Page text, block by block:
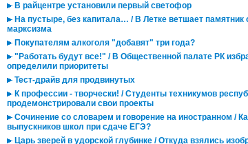
В райцентре установили первый светофор
На пустыре, без капитала… / В Летке ветшает памятник
марксизма
Покупателям алкоголя "добавят" три года?
"Работать будут все!" / В Общественной палате РК
определили приоритеты
Тест-драйв для продвинутых
К профессии - творчески! / Студенты техникумов
продемонстрировали свои проекты
Сочинение со словарем и говорение на иностранном /
выпускников школ при сдаче ЕГЭ?
Царь зверей в удорской глубинке / Откуда взялись